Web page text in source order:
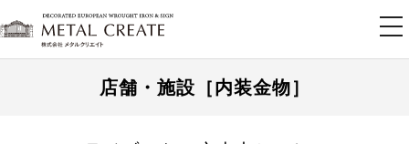
店舗・施設［内装金物］